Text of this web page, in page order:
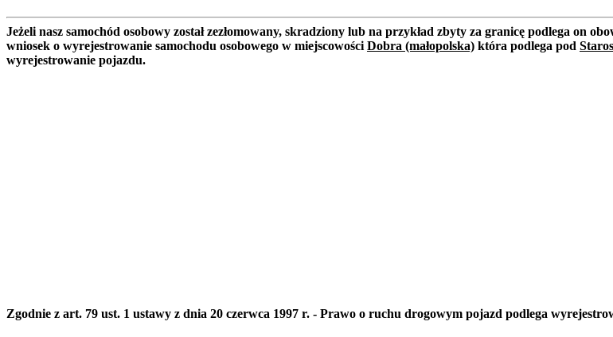
Jeżeli nasz samochód osobowy został zezłomowany, skradziony lub na przykład zbyty za granicę podlega on
wniosek o wyrejestrowanie samochodu osobowego w miejscowości Dobra (małopolska) która podlega pod
wyrejestrowanie pojazdu.
Zgodnie z art. 79 ust. 1 ustawy z dnia 20 czerwca 1997 r. - Prawo o ruchu drogowym pojazd podlega